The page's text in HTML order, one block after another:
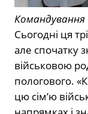
Командування
Сьогодні ця
але спочатку
військовою
пологового.
цю сім’ю